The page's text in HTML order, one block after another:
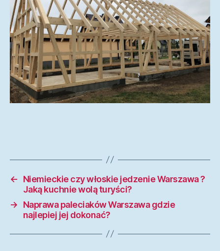
←
Niemieckie czy włoskie jedzenie Warszawa ?
Jaką kuchnie wolą turyści?
→
Naprawa paleciaków Warszawa gdzie
najlepiej jej dokonać?